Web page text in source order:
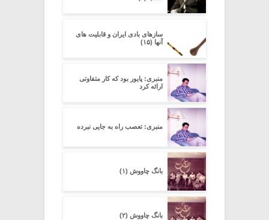
سازهای بادی ایران و قابلیت های
آنها (۱۵)
منبری: پایور بود که کار متفاوتی
ارائه کرد
منبری: تعصب راه به جایی نبرده
بانگ چاووش (۱)
بانگ چاووش (۲)